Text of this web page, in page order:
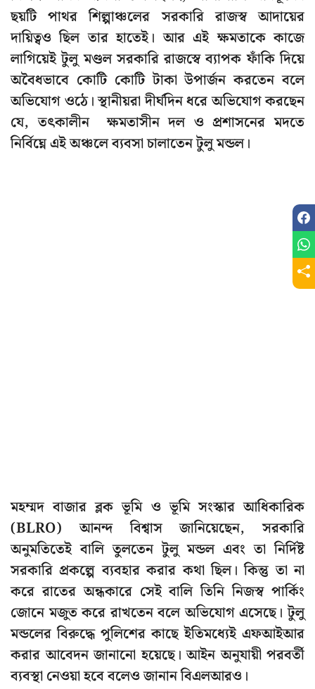
ছয়টি পাথর শিল্পাঞ্চলের সরকারি রাজস্ব আদায়ের
দায়িত্বও ছিল তার হাতেই। আর এই ক্ষমতাকে কাজে
লাগিয়েই টুলু মণ্ডল সরকারি রাজস্বে ব্যাপক ফাঁকি দিয়ে
অবৈধভাবে কোটি কোটি টাকা উপার্জন করতেন বলে
অভিযোগ ওঠে। স্থানীয়রা দীর্ঘদিন ধরে অভিযোগ করছেন
যে, তৎকালীন ক্ষমতাসীন দল ও প্রশাসনের মদতে
নির্বিঘ্নে এই অঞ্চলে ব্যবসা চালাতেন টুলু মন্ডল।
মহম্মদ বাজার ব্লক ভূমি ও ভূমি সংস্কার আধিকারিক
(BLRO) আনন্দ বিশ্বাস জানিয়েছেন, সরকারি
অনুমতিতেই বালি তুলতেন টুলু মন্ডল এবং তা নির্দিষ্ট
সরকারি প্রকল্পে ব্যবহার করার কথা ছিল। কিন্তু তা না
করে রাতের অন্ধকারে সেই বালি তিনি নিজস্ব পার্কিং
জোনে মজুত করে রাখতেন বলে অভিযোগ এসেছে। টুলু
মন্ডলের বিরুদ্ধে পুলিশের কাছে ইতিমধ্যেই এফআইআর
করার আবেদন জানানো হয়েছে। আইন অনুযায়ী পরবর্তী
ব্যবস্থা নেওয়া হবে বলেও জানান বিএলআরও।